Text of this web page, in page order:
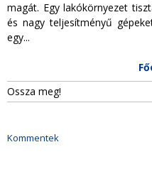
magát. Egy lakókörnyezet
és nagy teljesítményű
egy...
Ossza meg!
Kommentek